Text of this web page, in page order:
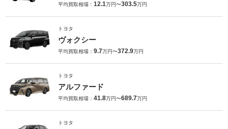
平均買取相場： 12.1万円〜303.5万円
トヨタ
ヴォクシー
平均買取相場： 9.7万円〜372.9万円
トヨタ
アルファード
平均買取相場： 41.8万円〜689.7万円
トヨタ